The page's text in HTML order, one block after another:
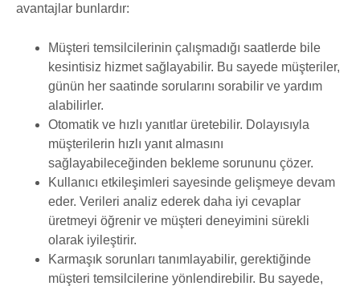
avantajlar bunlardır:
Müşteri temsilcilerinin çalışmadığı saatlerde bile
kesintisiz hizmet sağlayabilir. Bu sayede müşteriler,
günün her saatinde sorularını sorabilir ve yardım
alabilirler.
Otomatik ve hızlı yanıtlar üretebilir. Dolayısıyla
müşterilerin hızlı yanıt almasını
sağlayabileceğinden bekleme sorununu çözer.
Kullanıcı etkileşimleri sayesinde gelişmeye devam
eder. Verileri analiz ederek daha iyi cevaplar
üretmeyi öğrenir ve müşteri deneyimini sürekli
olarak iyileştirir.
Karmaşık sorunları tanımlayabilir, gerektiğinde
müşteri temsilcilerine yönlendirebilir. Bu sayede,